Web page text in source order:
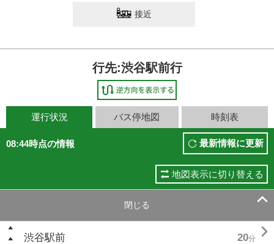
接近
行先:渋谷駅前行
運行状況 バス停地図 時刻表
08:44時点の情報 最新情報に更新
地図表示に切り替える
閉じる 
渋谷駅前 20分 